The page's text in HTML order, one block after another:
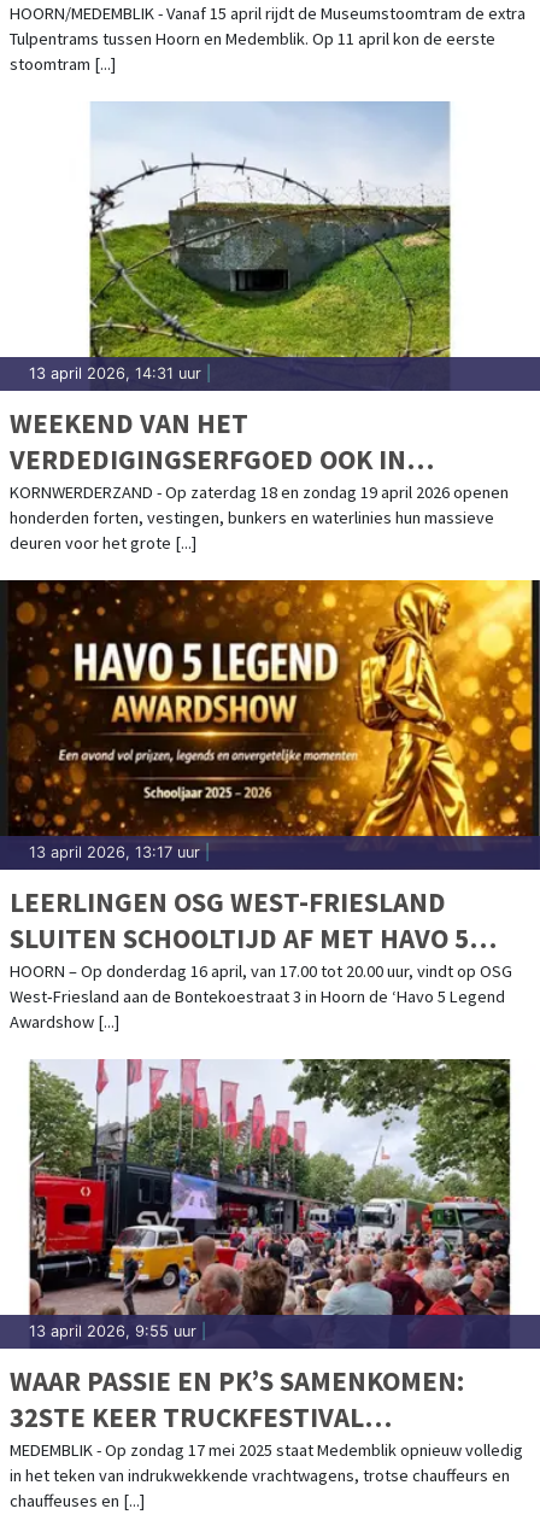
HOORN/MEDEMBLIK - Vanaf 15 april rijdt de Museumstoomtram de extra
Tulpentrams tussen Hoorn en Medemblik. Op 11 april kon de eerste
stoomtram [...]
13 april 2026, 14:31 uur
WEEKEND VAN HET
VERDEDIGINGSERFGOED OOK IN
KAZEMATTENMUSEUM
KORNWERDERZAND - Op zaterdag 18 en zondag 19 april 2026 openen
honderden forten, vestingen, bunkers en waterlinies hun massieve
deuren voor het grote [...]
13 april 2026, 13:17 uur
LEERLINGEN OSG WEST-FRIESLAND
SLUITEN SCHOOLTIJD AF MET HAVO 5
LEGEND AWARDSHOW
HOORN – Op donderdag 16 april, van 17.00 tot 20.00 uur, vindt op OSG
West‑Friesland aan de Bontekoestraat 3 in Hoorn de ‘Havo 5 Legend
Awardshow [...]
13 april 2026, 9:55 uur
WAAR PASSIE EN PK’S SAMENKOMEN:
32STE KEER TRUCKFESTIVAL
WESTFRIESLAND
MEDEMBLIK - Op zondag 17 mei 2025 staat Medemblik opnieuw volledig
in het teken van indrukwekkende vrachtwagens, trotse chauffeurs en
chauffeuses en [...]